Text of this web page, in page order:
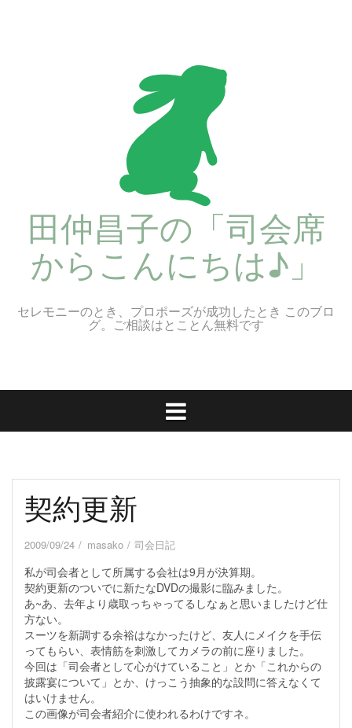
田仲昌子の「司会席
からこんにちは♪」
セレモニーのとき、プロポーズが成功したとき このブロ
グ。ご相談はとことん無料です
契約更新
2009/09/24 masako 司会日記
私が司会者として所属する会社は9月が決算期。
契約更新のついでに新たなDVDの撮影に臨みました。
あ~あ、去年より歳取っちゃってるしなぁと思いましたけど仕
方ない。
スーツを新調する余裕はなかったけど、友人にメイクを手伝
ってもらい、表情筋を刺激してカメラの前に座りました。
今回は「司会者として心がけていること」とか「これからの
披露宴について」とか、けっこう抽象的な設問に答えなくて
はいけません。
この画像が司会者紹介に使われるわけですネ。